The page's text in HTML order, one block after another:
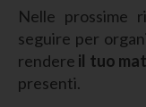
Nelle prossime
seguire per
rendere il tuo
presenti.